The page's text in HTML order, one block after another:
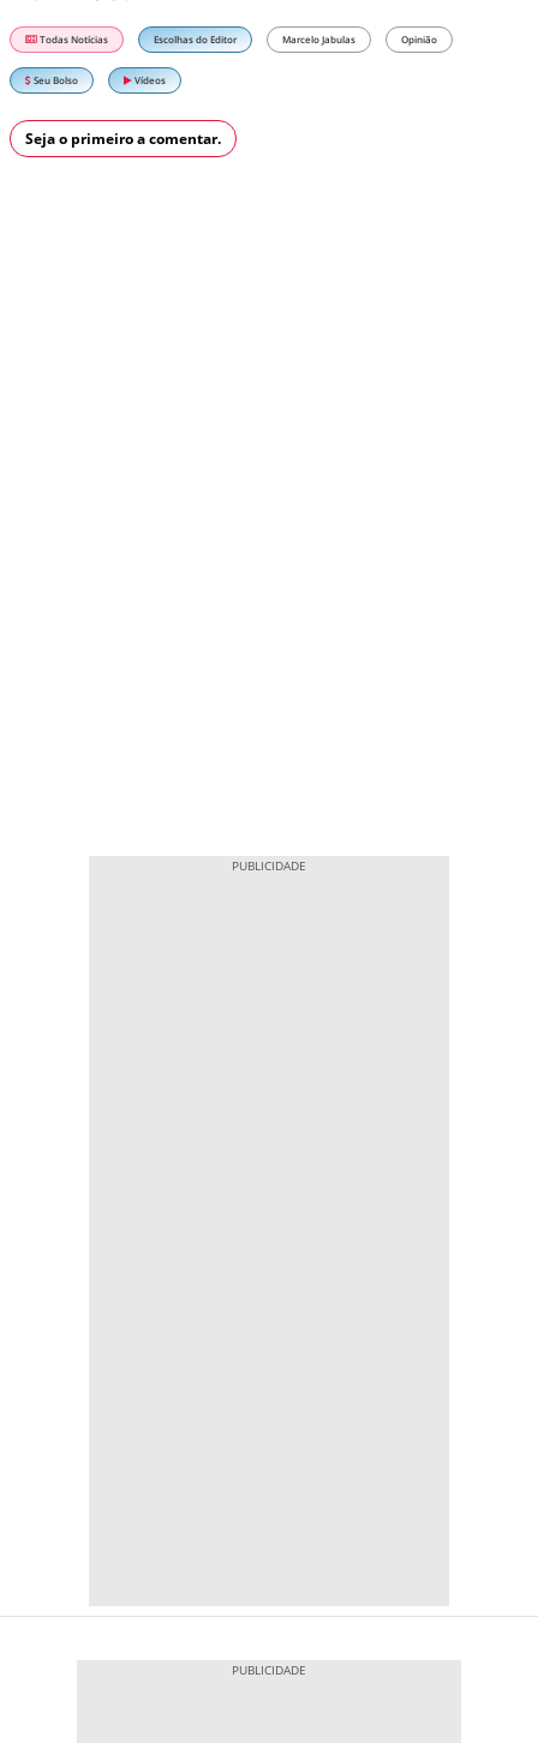
Todas Notícias Escolhas do Editor Marcelo Jabulas Opinião
Seu Bolso Vídeos
Seja o primeiro a comentar.